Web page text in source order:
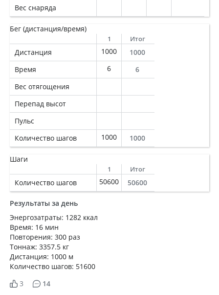
Вес снаряда
Бег (дистанция/время)
1 Итог
Дистанция 1000
1000
Время
6
6
Вес отягощения
Перепад высот
Пульс
Количество шагов
1000 1000
Шаги
1 Итог
Количество шагов 50600 50600
Результаты за день
Энергозатраты: 1282 ккал
Время: 16 мин
Повторения: 300 раз
Тоннаж: 3357.5 кг
Дистанция: 1000 м
Количество шагов: 51600
3
14